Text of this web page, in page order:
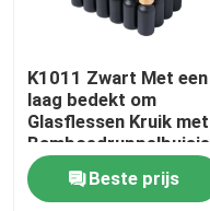
K1011 Zwart Met een
laag bedekt om
Glasflessen Kruik met
Bamboedruppelbuisje
GLB
Beste prijs